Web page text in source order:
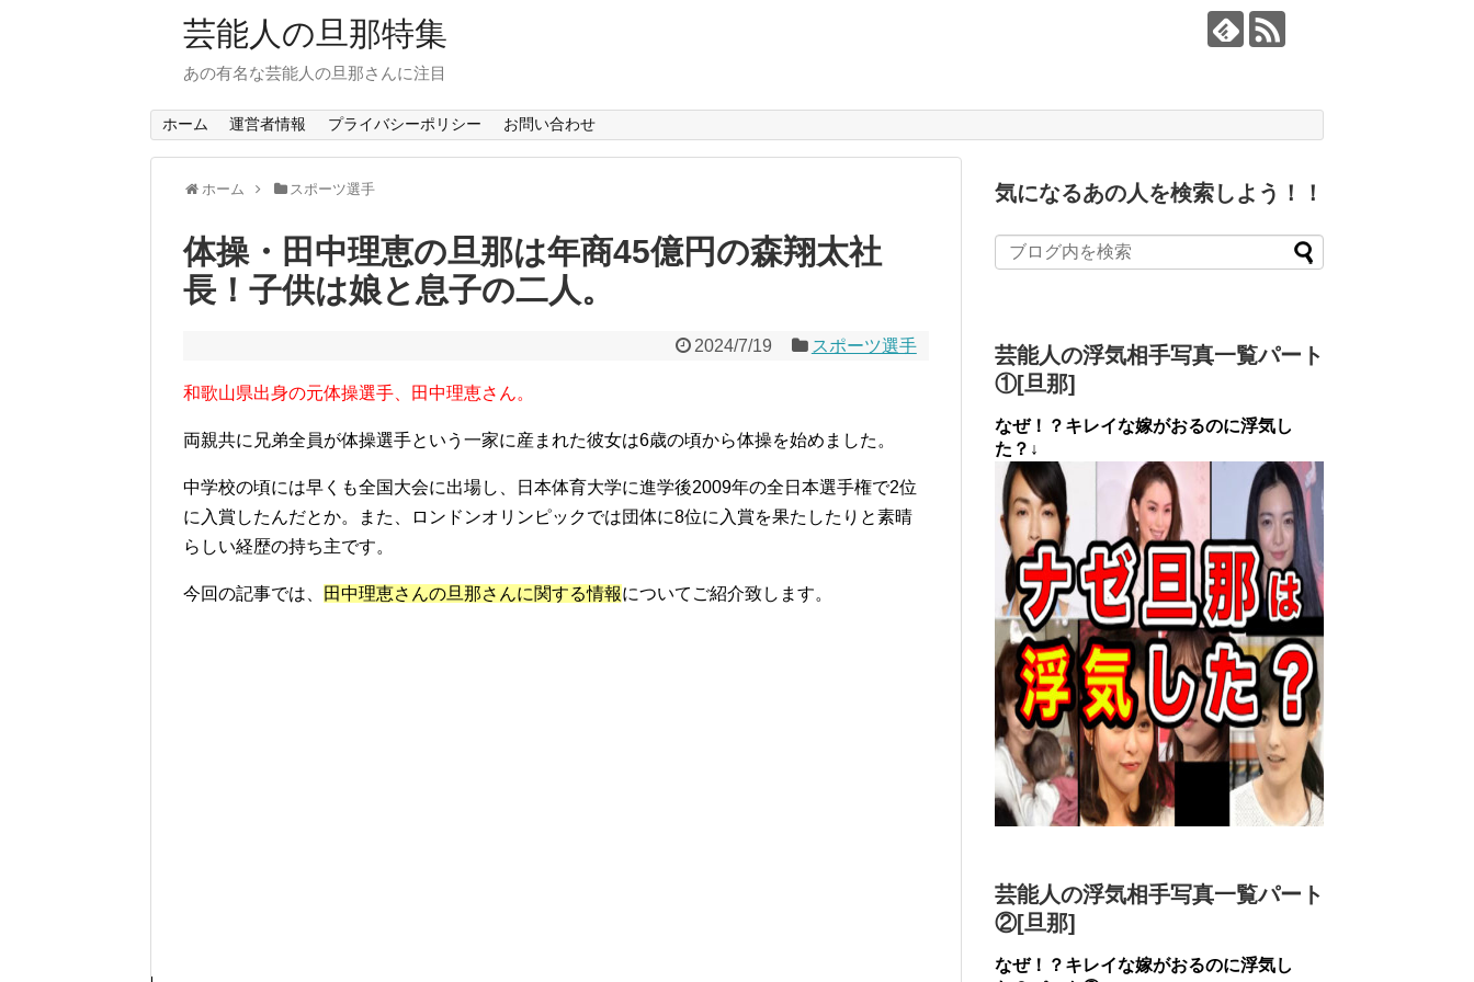
芸能人の旦那特集
あの有名な芸能人の旦那さんに注目
ホーム 運営者情報 プライバシーポリシー お問い合わせ
ホーム スポーツ選手
体操・田中理恵の旦那は年商45億円の森翔太社
長！子供は娘と息子の二人。
2024/7/19 スポーツ選手
和歌山県出身の元体操選手、田中理恵さん。
両親共に兄弟全員が体操選手という一家に産まれた彼女は6歳の頃から体操を始めました。
中学校の頃には早くも全国大会に出場し、
日本体育大学に進学後2009年の全日本選手権で2位
に入賞 したんだとか。また、 ロンドンオリンピックでは団体に8位に入賞を果たしたりと素晴
らしい経歴の持ち主です。
今回の記事では、 田中理恵さんの旦那さんに関する情報についてご紹介致します。
気になるあの人を検索しよう！！
芸能人の浮気相手写真一覧パート
①[旦那]
なぜ！？キレイな嫁がおるのに浮気し
た？↓
芸能人の浮気相手写真一覧パート
②[旦那]
なぜ！？キレイな嫁がおるのに浮気し